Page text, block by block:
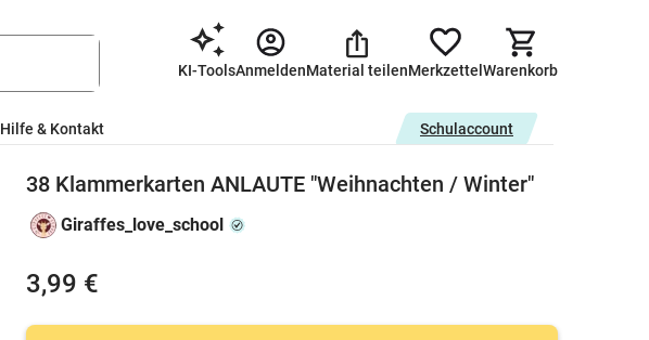
KI-ToolsAnmeldenMaterial teilenMerkzettel Warenkorb
Hilfe & Kontakt Schulaccount
38 Klammerkarten ANLAUTE "Weihnachten / Winter"
Giraffes_love_school
3,99 €